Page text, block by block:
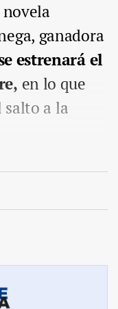
ganadora
estrenará el
en lo que
salto a la